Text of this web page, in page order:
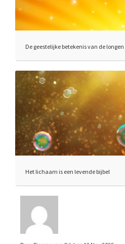
De geestelijke betekenis van de longen
Het lichaam is een levende bijbel